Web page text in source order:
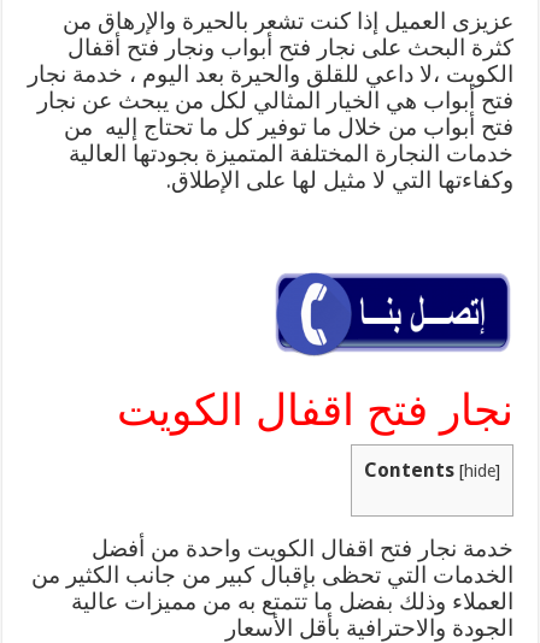
عزيزى العميل إذا كنت تشعر بالحيرة والإرهاق من
كثرة البحث على نجار فتح أبواب ونجار فتح أقفال
الكويت ،لا داعي للقلق والحيرة بعد اليوم ، خدمة نجار
فتح أبواب هي الخيار المثالي لكل من يبحث عن نجار
فتح أبواب من خلال ما توفير كل ما تحتاج إليه من
خدمات النجارة المختلفة المتميزة بجودتها العالية
وكفاءتها التي لا مثيل لها على الإطلاق.
نجار فتح اقفال الكويت
Contents [hide]
خدمة نجار فتح اقفال الكويت واحدة من أفضل
الخدمات التي تحظى بإقبال كبير من جانب الكثير من
العملاء وذلك بفضل ما تتمتع به من مميزات عالية
الجودة والاحترافية بأقل الأسعار